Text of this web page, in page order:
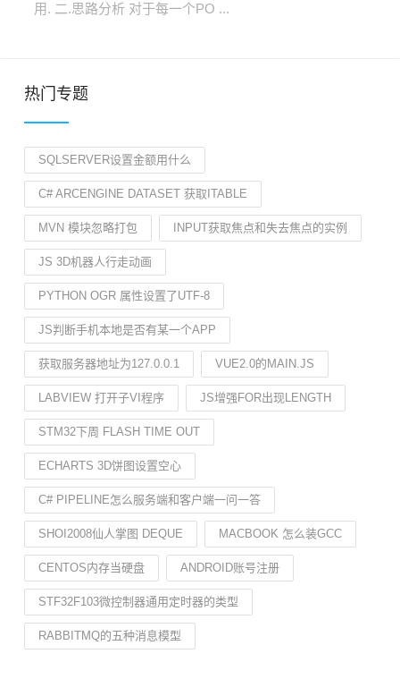
用. 二.思路分析 对于每一个PO ...
热门专题
SQLSERVER设置金额用什么
C# ARCENGINE DATASET 获取ITABLE
MVN 模块忽略打包 INPUT获取焦点和失去焦点的实例
JS 3D机器人行走动画
PYTHON OGR 属性设置了UTF-8
JS判断手机本地是否有某一个APP
获取服务器地址为127.0.0.1 VUE2.0的MAIN.JS
LABVIEW 打开子VI程序 JS增强FOR出现LENGTH
STM32下周 FLASH TIME OUT
ECHARTS 3D饼图设置空心
C# PIPELINE怎么服务端和客户端一问一答
SHOI2008仙人掌图 DEQUE MACBOOK 怎么装GCC
CENTOS内存当硬盘 ANDROID账号注册
STF32F103微控制器通用定时器的类型
RABBITMQ的五种消息模型